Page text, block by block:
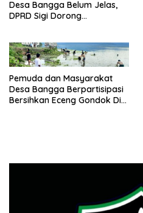
Desa Bangga Belum Jelas,
DPRD Sigi Dorong
Pemuda dan Masyarakat
Desa Bangga Berpartisipasi
Bersihkan Eceng Gondok Di